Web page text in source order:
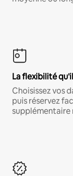
La flexibilité
Choisissez vos
puis réservez
supplémentaire